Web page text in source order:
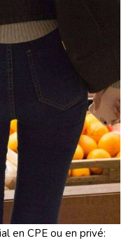
en CPE ou en privé: